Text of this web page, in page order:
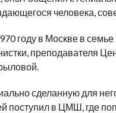
человека,
году в Москве в
преподавателя
сделанную для
поступил в ЦМШ, где